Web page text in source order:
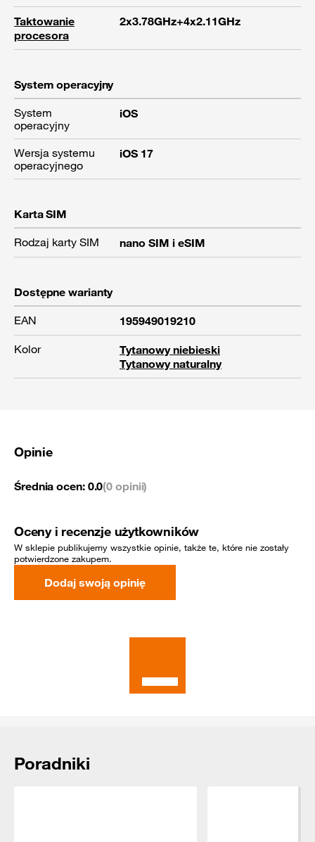
Taktowanie
procesora
2x3.78GHz+4x2.11GHz
System operacyjny
System
operacyjny
iOS
Wersja systemu
operacyjnego
iOS 17
Karta SIM
Rodzaj karty SIM
nano SIM i eSIM
Dostępne warianty
EAN
195949019210
Kolor
Tytanowy niebieski
Tytanowy naturalny
Opinie
Średnia ocen: 0.0(0 opinii)
Oceny i recenzje użytkowników
W sklepie publikujemy wszystkie opinie, także te, które nie zostały
potwierdzone zakupem.
Dodaj swoją opinię
Rekomendowane dla Ciebie
Poradniki